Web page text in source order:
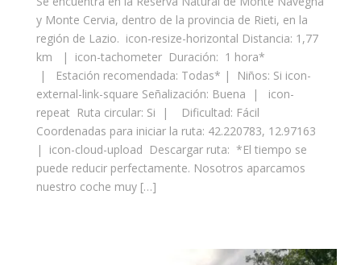
y Monte Cervia, dentro de la provincia de Rieti, en la
región de Lazio. icon-resize-horizontal Distancia: 1,77
km | icon-tachometer Duración: 1 hora*
| Estación recomendada: Todas* | Niños: Si icon-
external-link-square Señalización: Buena | icon-
repeat Ruta circular: Si | Dificultad: Fácil
Coordenadas para iniciar la ruta: 42.220783, 12.97163
| icon-cloud-upload Descargar ruta: *El tiempo se
puede reducir perfectamente. Nosotros aparcamos
nuestro coche muy […]